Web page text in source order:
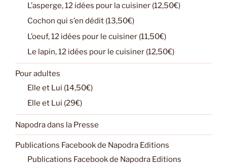
L’asperge, 12 idées pour la cuisiner (12,50€)
Cochon qui s’en dédit (13,50€)
L’oeuf, 12 idées pour le cuisiner (11,50€)
Le lapin, 12 idées pour le cuisiner (12,50€)
Pour adultes
Elle et Lui (14,50€)
Elle et Lui (29€)
Napodra dans la Presse
Publications Facebook de Napodra Editions
Publications Facebook de Napodra Editions